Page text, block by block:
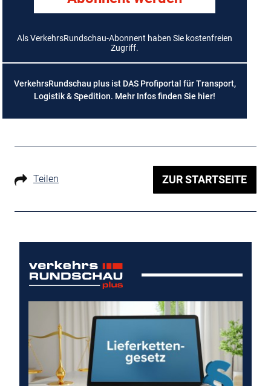
Als VerkehrsRundschau-Abonnent haben Sie kostenfreien
Zugriff.
VerkehrsRundschau plus ist DAS Profiportal für Transport,
Logistik & Spedition. Mehr Infos finden Sie hier!
Teilen ZUR STARTSEITE